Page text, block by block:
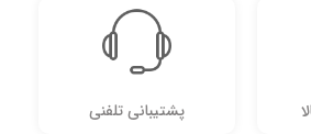
پشتیبانی تلفنی